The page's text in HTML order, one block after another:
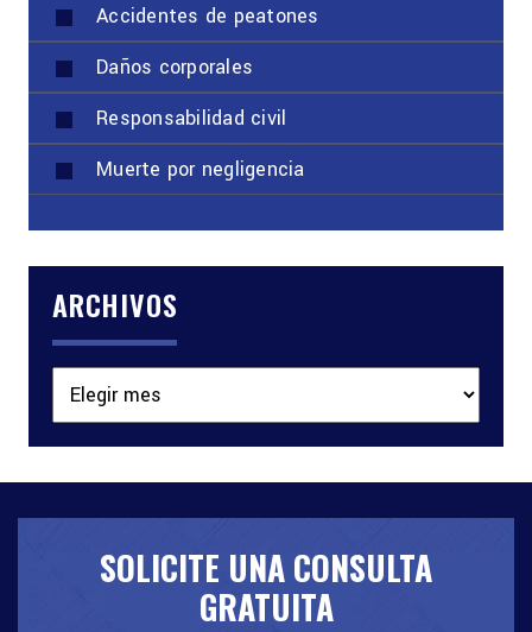
Accidentes de peatones
Daños corporales
Responsabilidad civil
Muerte por negligencia
ARCHIVOS
SOLICITE UNA CONSULTA
GRATUITA